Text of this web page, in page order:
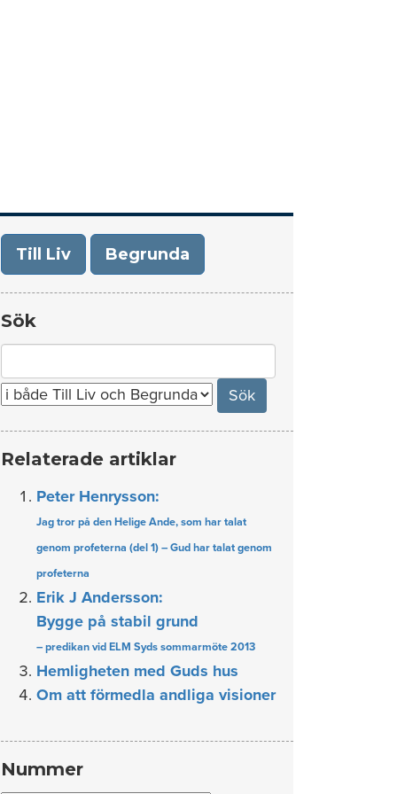
Till Liv Begrunda
Sök
for:
Relaterade artiklar
Peter Henrysson:
Jag tror på den Helige Ande, som har talat
genom profeterna (del 1) – Gud har talat genom
profeterna
Erik J Andersson:
Bygge på stabil grund
– predikan vid ELM Syds sommarmöte 2013
Hemligheten med Guds hus
Om att förmedla andliga visioner
Nummer